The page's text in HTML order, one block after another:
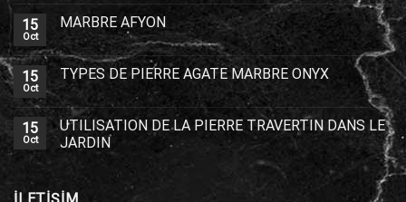
15
Oct
MARBRE AFYON
15
Oct
TYPES DE PIERRE AGATE MARBRE ONYX
15
Oct
UTILISATION DE LA PIERRE TRAVERTIN DANS LE
JARDIN